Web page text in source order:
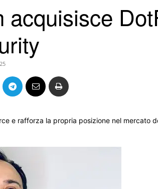
acquisisce
e rafforza la propria posizione nel mercato